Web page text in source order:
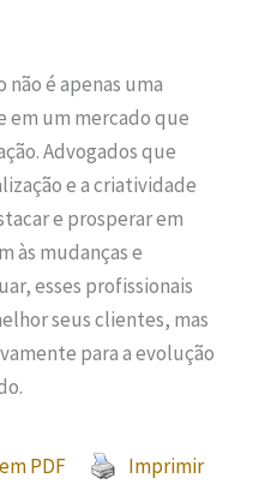
é apenas uma
em um mercado que
Advogados que
e a criatividade
e prosperar em
às mudanças e
esses profissionais
seus clientes, mas
para a evolução
PDF Imprimir